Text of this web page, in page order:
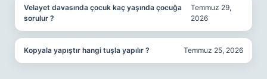
Velayet davasında çocuk kaç yaşında çocuğa
sorulur ?
Temmuz 29,
2026
Kopyala yapıştır hangi tuşla yapılır ? Temmuz 25, 2026